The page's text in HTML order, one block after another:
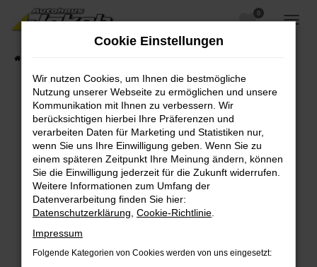
Zum
Hauptinhalt
0
Fehler: Network Error
Beim Laden ist ein Fehler aufgetreten.
Hier sind ein paar Tipps, die dir helfen können:
Überprüfe deine Firewall und deine
Internetverbindung.
Laden andere Webseiten, zum Beispiel deine
Suchmaschine?
Prüfe deine Browsererweiterungen.
Cookie Einstellungen
Wir nutzen Cookies, um Ihnen die bestmögliche
Nutzung unserer Webseite zu ermöglichen und unsere
Kommunikation mit Ihnen zu verbessern. Wir
berücksichtigen hierbei Ihre Präferenzen und
verarbeiten Daten für Marketing und Statistiken nur,
wenn Sie uns Ihre Einwilligung geben. Wenn Sie zu
einem späteren Zeitpunkt Ihre Meinung ändern, können
Sie die Einwilligung jederzeit für die Zukunft widerrufen.
Weitere Informationen zum Umfang der
Datenverarbeitung finden Sie hier:
Datenschutzerklärung Cookie-Richtlinie
Impressum
Folgende Kategorien von Cookies werden von uns eingesetzt: